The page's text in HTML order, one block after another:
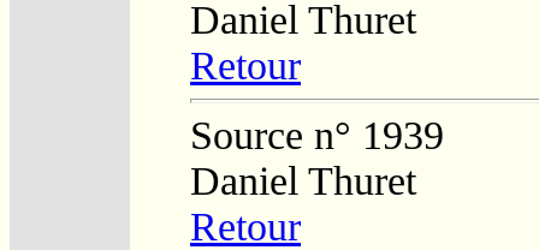
Daniel Thuret
Retour
Source n° 1939
Daniel Thuret
Retour